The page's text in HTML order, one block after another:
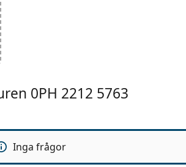
0PH 2212 5763
Inga frågor